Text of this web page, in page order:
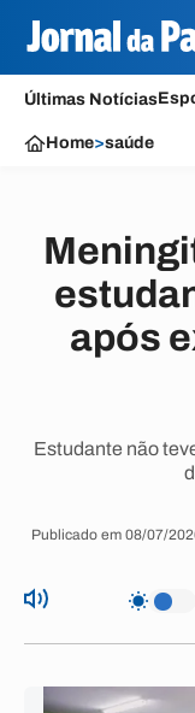
Últimas Notícias
Home>saúde
após
Estudante não
Publicado em 08/07/